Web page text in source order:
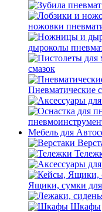
ножовки
дыроколы
смазок
Пневматические
Мебель для
Ящики, сумки
Шкафы